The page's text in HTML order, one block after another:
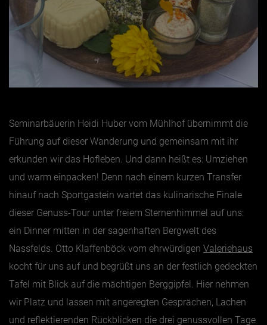
Seminarbäuerin Heidi Huber vom Mühlhof übernimmt die
Führung auf dieser Wanderung und gemeinsam mit ihr
erkunden wir das Hofleben. Und dann heißt es: Umziehen
und warm einpacken! Denn nach einem kurzen Transfer
hinauf nach Sportgastein wartet das kulinarische Finale
dieser Genuss-Tour unter freiem Sternenhimmel auf uns:
ein Dinner mitten in der sagenhaften Bergwelt des
Nassfelds. Otto Klaffenböck vom ehrwürdigen Valeriehaus
kocht für uns auf und begrüßt uns an der festlich gedeckten
Tafel mit Blick auf die mächtigen Berggipfel. Hier nehmen
wir Platz und lassen mit angeregten Gesprächen, Lachen
und reflektierenden Rückblicken die drei genussvollen Tage